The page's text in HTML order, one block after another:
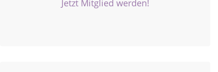
Jetzt Mitglied werden!